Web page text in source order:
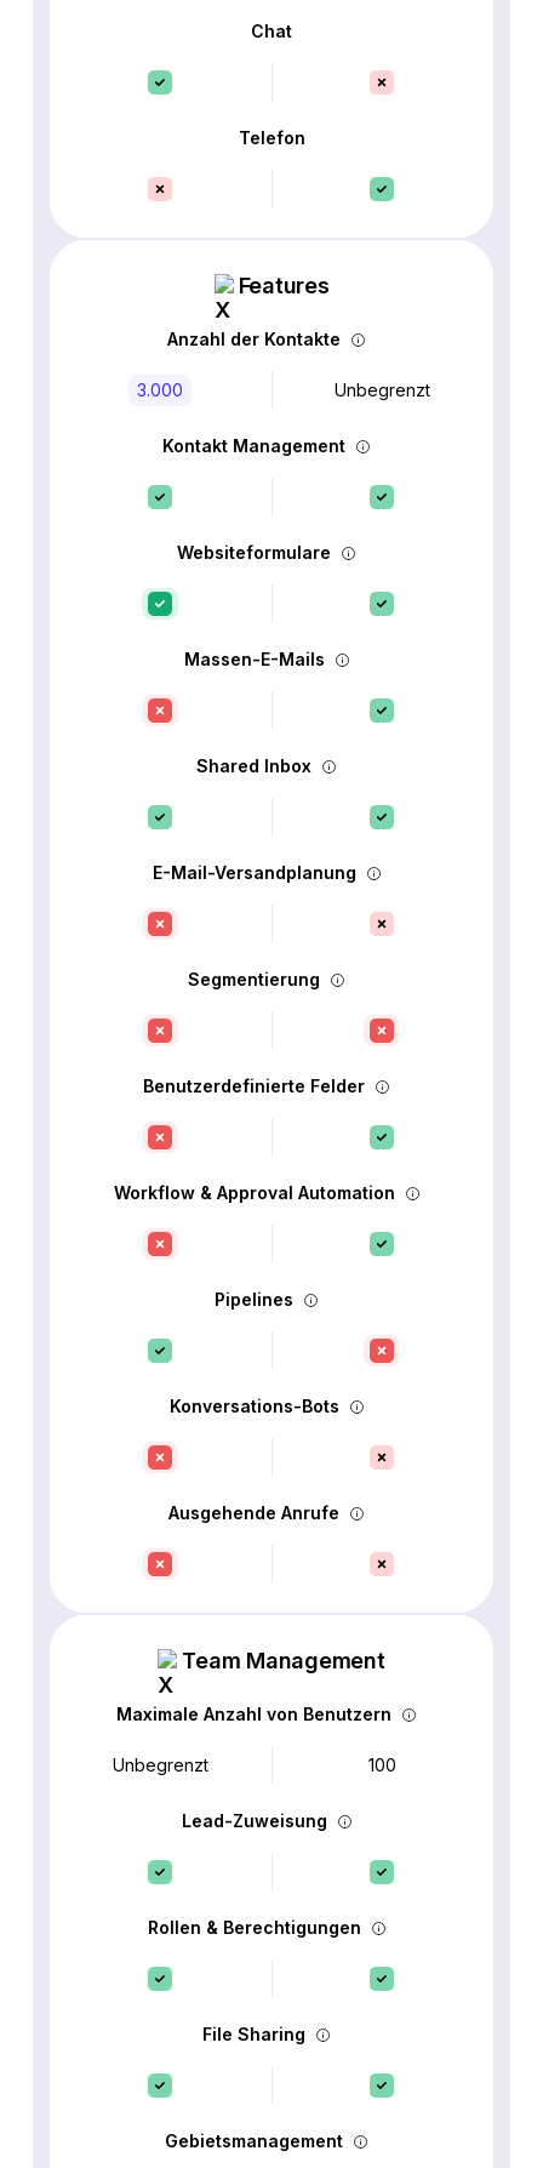
Chat
Telefon
Features
Anzahl der Kontakte
3.000 Unbegrenzt
Kontakt Management
Websiteformulare
Massen-E-Mails
Shared Inbox
E-Mail-Versandplanung
Segmentierung
Benutzerdefinierte Felder
Workflow & Approval Automation
Pipelines
Konversations-Bots
Ausgehende Anrufe
Team Management
Maximale Anzahl von Benutzern
Unbegrenzt 100
Lead-Zuweisung
Rollen & Berechtigungen
File Sharing
Gebietsmanagement